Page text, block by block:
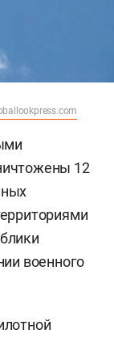
12
военного